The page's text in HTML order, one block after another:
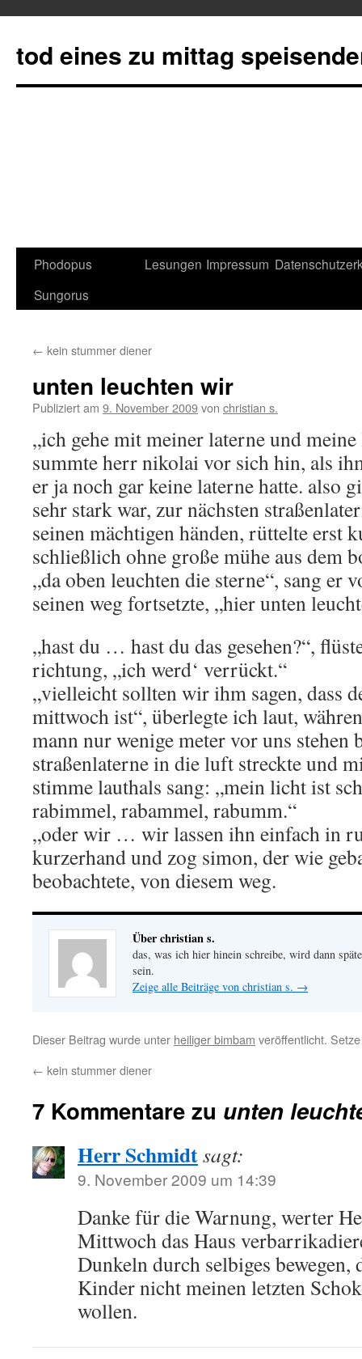
tod eines zu mittag
Springe
zum
Phodopus
Sungorus
Lesungen Impressum
← kein stummer diener
unten leuchten wir
Publiziert am 9. November 2009von christian s.
„ich gehe mit meiner laterne und
summte herr nikolai vor sich hin, als
er ja noch gar keine laterne hatte. also
sehr stark war, zur nächsten
seinen mächtigen händen, rüttelte erst
schließlich ohne große mühe aus dem
„da oben leuchten die sterne“, sang er
seinen weg fortsetzte, „hier unten
„hast du … hast du das gesehen?“,
richtung, „ich werd‘ verrückt.“
„vielleicht sollten wir ihm sagen, dass
mittwoch ist“, überlegte ich laut,
mann nur wenige meter vor uns stehen
straßenlaterne in die luft streckte und
stimme lauthals sang: „mein licht ist
rabimmel, rabammel, rabumm.“
„oder wir … wir lassen ihn einfach in
kurzerhand und zog simon, der wie
beobachtete, von diesem weg.
Über christian s.
das, was ich hier hinein schreibe, wird dann
sein.
Zeige alle Beiträge von christian s. →
Dieser Beitrag wurde unter heiliger bimbam veröffentlicht.
← kein stummer diener
7 Kommentare zu unten
Herr Schmidtsagt:
9. November 2009 um 14:39
Danke für die Warnung, werter
Mittwoch das Haus
Dunkeln durch selbiges
Kinder nicht meinen letzten
wollen.